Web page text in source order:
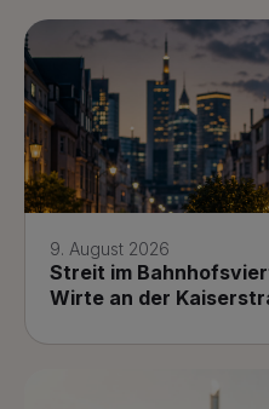
9. August 2026
Streit im
Wirte an der